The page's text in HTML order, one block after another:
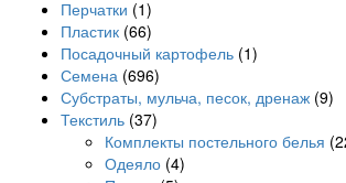
Перчатки (1)
Пластик (66)
Посадочный картофель (1)
Семена (696)
Субстраты, мульча, песок, дренаж (9)
Текстиль (37)
Комплекты постельного белья
Одеяло (4)